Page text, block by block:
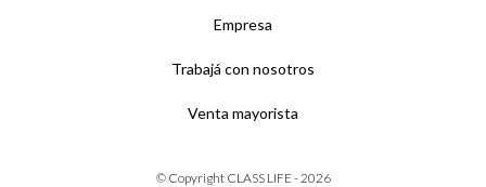
Empresa
Trabajá con nosotros
Venta mayorista
© Copyright CLASS LIFE - 2026